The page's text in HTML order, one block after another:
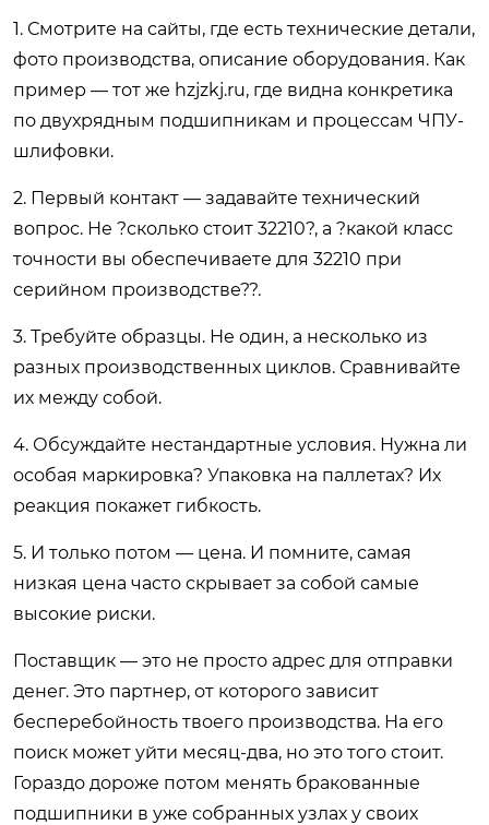
1. Смотрите на сайты, где есть технические детали,
фото производства, описание оборудования. Как
пример — тот же hzjzkj.ru, где видна конкретика
по двухрядным подшипникам и процессам ЧПУ-
шлифовки.
2. Первый контакт — задавайте технический
вопрос. Не ?сколько стоит 32210?, а ?какой класс
точности вы обеспечиваете для 32210 при
серийном производстве??.
3. Требуйте образцы. Не один, а несколько из
разных производственных циклов. Сравнивайте
их между собой.
4. Обсуждайте нестандартные условия. Нужна ли
особая маркировка? Упаковка на паллетах? Их
реакция покажет гибкость.
5. И только потом — цена. И помните, самая
низкая цена часто скрывает за собой самые
высокие риски.
Поставщик — это не просто адрес для отправки
денег. Это партнер, от которого зависит
бесперебойность твоего производства. На его
поиск может уйти месяц-два, но это того стоит.
Гораздо дороже потом менять бракованные
подшипники в уже собранных узлах у своих